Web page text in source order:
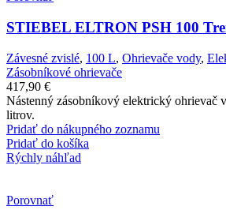
STIEBEL ELTRON PSH 100
Závesné zvislé, 100 L, Ohrievače vody,
Zásobníkové ohrievače
417,90 €
Nástenný zásobníkový elektrický ohrievač
litrov.
Pridať do nákupného zoznamu
Pridať do košíka
Rýchly náhľad
Porovnať